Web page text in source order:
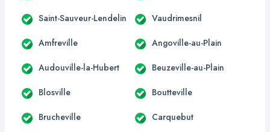
Saint-Sauveur-Lendelin Vaudrimesnil
Amfreville Angoville-au-Plain
Audouville-la-Hubert Beuzeville-au-Plain
Blosville Boutteville
Brucheville Carquebut